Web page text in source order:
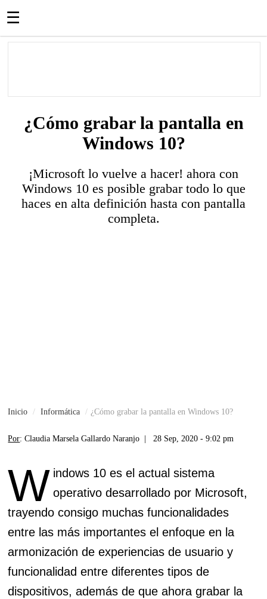
☰
¿Cómo grabar la pantalla en
Windows 10?
¡Microsoft lo vuelve a hacer! ahora con
Windows 10 es posible grabar todo lo que
haces en alta definición hasta con pantalla
completa.
Inicio Informática ¿Cómo grabar la pantalla en Windows 10?
Por: Claudia Marsela Gallardo Naranjo | 28 Sep, 2020 - 9:02 pm
W indows 10 es el actual sistema
operativo desarrollado por Microsoft,
trayendo consigo muchas funcionalidades
entre las más importantes el enfoque en la
armonización de experiencias de usuario y
funcionalidad entre diferentes tipos de
dispositivos, además de que ahora grabar la